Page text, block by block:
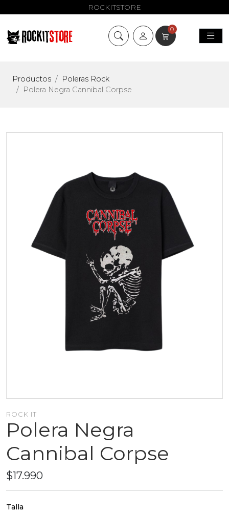
ROCKITSTORE
0
Productos
Poleras Rock
Polera Negra Cannibal Corpse
ROCK IT
Polera Negra
Cannibal Corpse
$17.990
Talla